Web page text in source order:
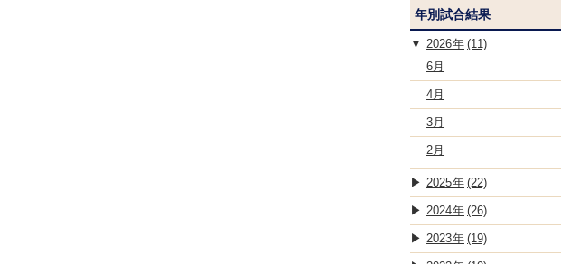
年別試合結果
2026
(11)
6月
4月
3月
2月
2025 (22)
2024 (26)
2023 (19)